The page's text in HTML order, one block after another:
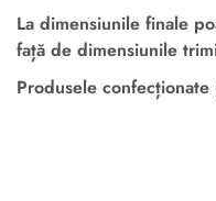
La dimensiunile finale
față de dimensiunile
Produsele